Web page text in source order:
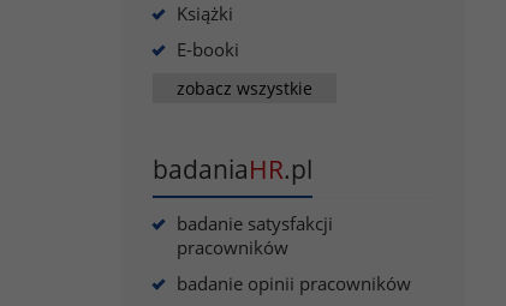
Książki
E-booki
zobacz wszystkie
badaniaHR.pl
badanie satysfakcji
pracowników
badanie opinii pracowników